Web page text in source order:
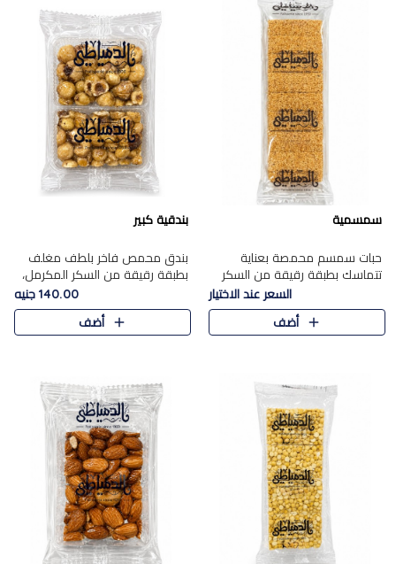
سمسمية
حبات سمسم محمصة بعناية
تتماسك بطبقة رقيقة من السكر
المكرمل، لتقدم طعم السمسم
المميز وقرمشتة التي ارتبطت ببهجة
المولد عبر الأجيال.
السعر عند الاختيار
أضف
بندقية كبير
بندق محمص فاخر بلطف مغلف
بطبقة رقيقة من السكر المكرمل،
يجمع بين النكهة الغنية ناتي
والقرمشة الراقية المرضية في
حلوى شرقية أنيقه بطابع مميز.
140.00 جنيه
أضف